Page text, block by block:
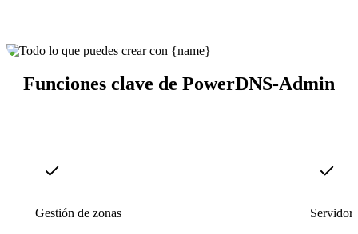
Funciones clave de PowerDNS-Admin
Gestión de zonas Servidor